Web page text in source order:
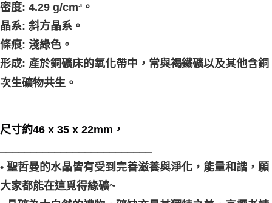
密度: 4.29 g/cm³。
晶系: 斜方晶系。
條痕: 淺綠色。
形成: 產於銅礦床的氧化帶中，常與褐鐵礦以及其他含銅
次生礦物共生。
尺寸約46 x 35 x 22mm，
• 聖哲曼的水晶皆有受到完善滋養與淨化，能量和諧，願
大家都能在這覓得緣礦~